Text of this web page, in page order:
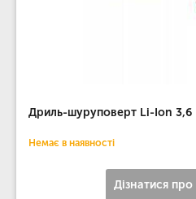
Дриль-шуруповерт Li-Ion 3,6
Немає в наявності
Дізнатися про